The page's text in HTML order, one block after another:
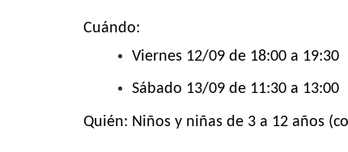
Cuándo:
Viernes 12/09 de 18:00 a 19:30
Sábado 13/09 de 11:30 a 13:00
Quién: Niños y niñas de 3 a 12 años